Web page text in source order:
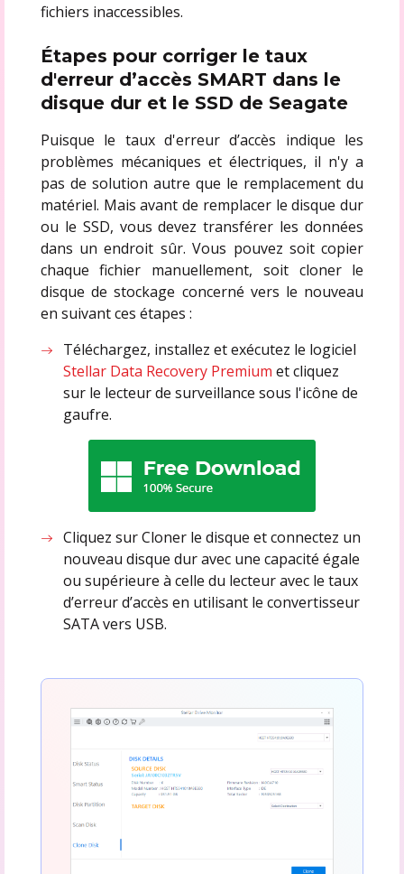
fichiers inaccessibles.
Étapes pour corriger le taux
d'erreur d’accès SMART dans le
disque dur et le SSD de Seagate
Puisque le taux d'erreur d’accès indique les
problèmes mécaniques et électriques, il n'y a
pas de solution autre que le remplacement du
matériel. Mais avant de remplacer le disque dur
ou le SSD, vous devez transférer les données
dans un endroit sûr. Vous pouvez soit copier
chaque fichier manuellement, soit cloner le
disque de stockage concerné vers le nouveau
en suivant ces étapes :
Téléchargez, installez et exécutez le logiciel
Stellar Data Recovery Premium et cliquez
sur le lecteur de surveillance sous l'icône de
gaufre.
Cliquez sur Cloner le disque et connectez un
nouveau disque dur avec une capacité égale
ou supérieure à celle du lecteur avec le taux
d’erreur d’accès en utilisant le convertisseur
SATA vers USB.